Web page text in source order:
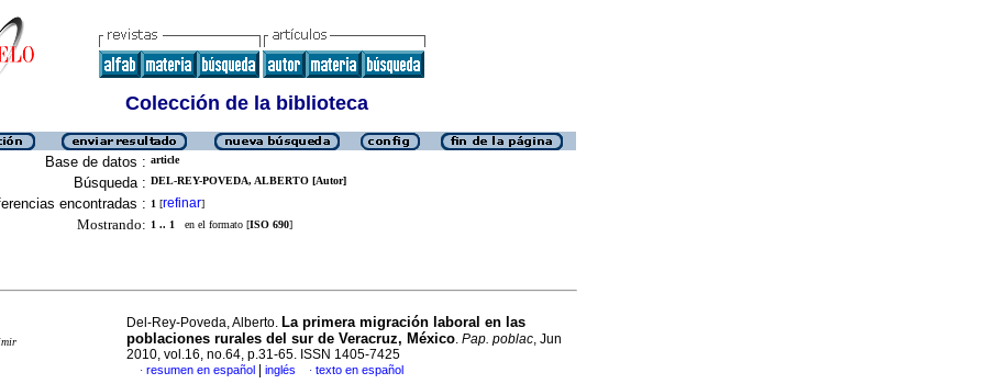
Colección de la biblioteca
Base de datos : article
Búsqueda : DEL-REY-POVEDA, ALBERTO [Autor]
encontradas : 1 [refinar]
Mostrando: 1 .. 1 en el formato [ISO 690]
Del-Rey-Poveda, Alberto. La primera migración laboral en las
poblaciones rurales del sur de Veracruz, México. Pap. poblac, Jun
2010, vol.16, no.64, p.31-65. ISSN 1405-7425
· resumen en español inglés · texto en español